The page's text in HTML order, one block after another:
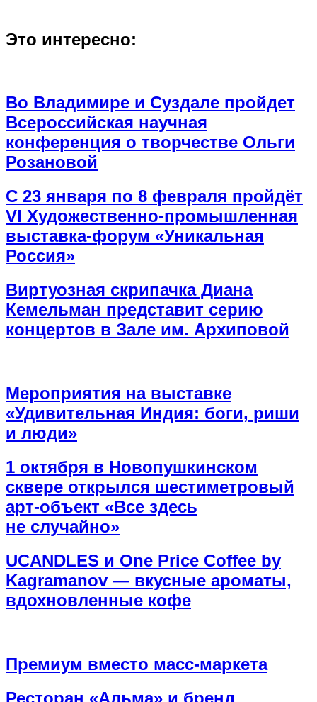
Это интересно:
Во Владимире и Суздале пройдет
Всероссийская научная
конференция о творчестве Ольги
Розановой
С 23 января по 8 февраля пройдёт
VI Художественно-промышленная
выставка-форум «Уникальная
Россия»
Виртуозная скрипачка Диана
Кемельман представит серию
концертов в Зале им. Архиповой
Мероприятия на выставке
«Удивительная Индия: боги, риши
и люди»
1 октября в Новопушкинском
сквере открылся шестиметровый
арт-объект «Все здесь
не случайно»
UCANDLES и One Price Coffee by
Kagramanov — вкусные ароматы,
вдохновленные кофе
Премиум вместо масс-маркета
Ресторан «Альма» и бренд